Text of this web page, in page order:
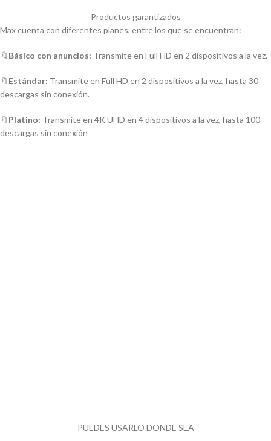
Productos garantizados
Max cuenta con diferentes planes, entre los que se encuentran:
🔖 Básico con anuncios: Transmite en Full HD en 2 dispositivos a la vez.
🔖 Estándar: Transmite en Full HD en 2 dispositivos a la vez, hasta 30
descargas sin conexión.
🔖 Platino: Transmite en 4K UHD en 4 dispositivos a la vez, hasta 100
descargas sin conexión
PUEDES USARLO DONDE SEA